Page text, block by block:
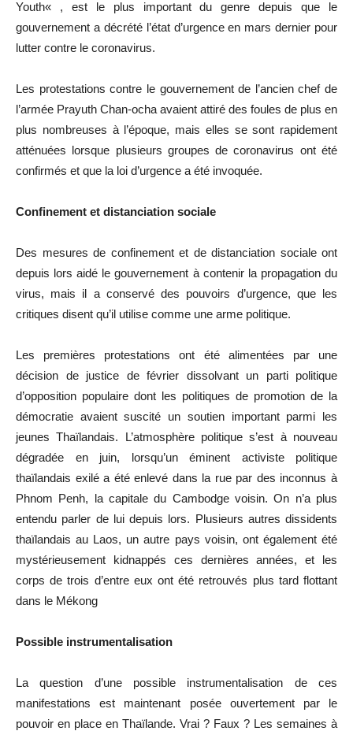
Youth« , est le plus important du genre depuis que le
gouvernement a décrété l’état d’urgence en mars dernier pour
lutter contre le coronavirus.
Les protestations contre le gouvernement de l’ancien chef de
l’armée Prayuth Chan-ocha avaient attiré des foules de plus en
plus nombreuses à l’époque, mais elles se sont rapidement
atténuées lorsque plusieurs groupes de coronavirus ont été
confirmés et que la loi d’urgence a été invoquée.
Confinement et distanciation sociale
Des mesures de confinement et de distanciation sociale ont
depuis lors aidé le gouvernement à contenir la propagation du
virus, mais il a conservé des pouvoirs d’urgence, que les
critiques disent qu’il utilise comme une arme politique.
Les premières protestations ont été alimentées par une
décision de justice de février dissolvant un parti politique
d’opposition populaire dont les politiques de promotion de la
démocratie avaient suscité un soutien important parmi les
jeunes Thaïlandais. L’atmosphère politique s’est à nouveau
dégradée en juin, lorsqu’un éminent activiste politique
thaïlandais exilé a été enlevé dans la rue par des inconnus à
Phnom Penh, la capitale du Cambodge voisin. On n’a plus
entendu parler de lui depuis lors. Plusieurs autres dissidents
thaïlandais au Laos, un autre pays voisin, ont également été
mystérieusement kidnappés ces dernières années, et les
corps de trois d’entre eux ont été retrouvés plus tard flottant
dans le Mékong
Possible instrumentalisation
La question d’une possible instrumentalisation de ces
manifestations est maintenant posée ouvertement par le
pouvoir en place en Thaïlande. Vrai ? Faux ? Les semaines à